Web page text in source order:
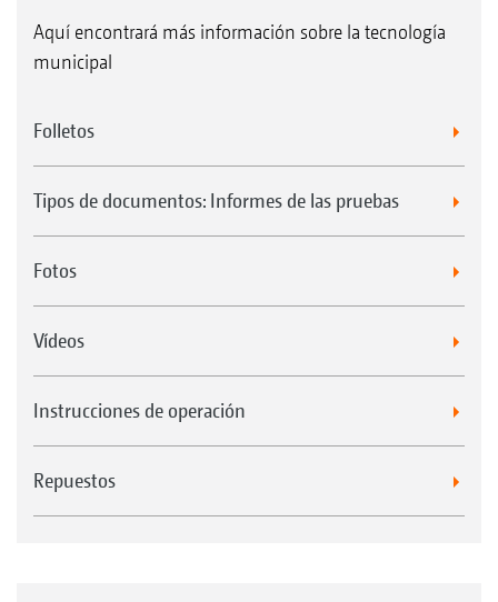
Aquí encontrará más información sobre la tecnología
municipal
Folletos
Tipos de documentos: Informes de las pruebas
Fotos
Vídeos
Instrucciones de operación
Repuestos